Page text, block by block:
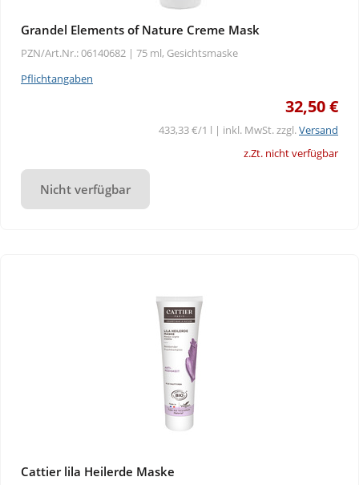
Grandel Elements of Nature Creme Mask
PZN/Art.Nr.: 06140682 | 75 ml, Gesichtsmaske
Pflichtangaben
32,50 €
433,33 €/1 l | inkl. MwSt. zzgl.Versand
z.Zt. nicht verfügbar
Nicht verfügbar
Cattier lila Heilerde Maske